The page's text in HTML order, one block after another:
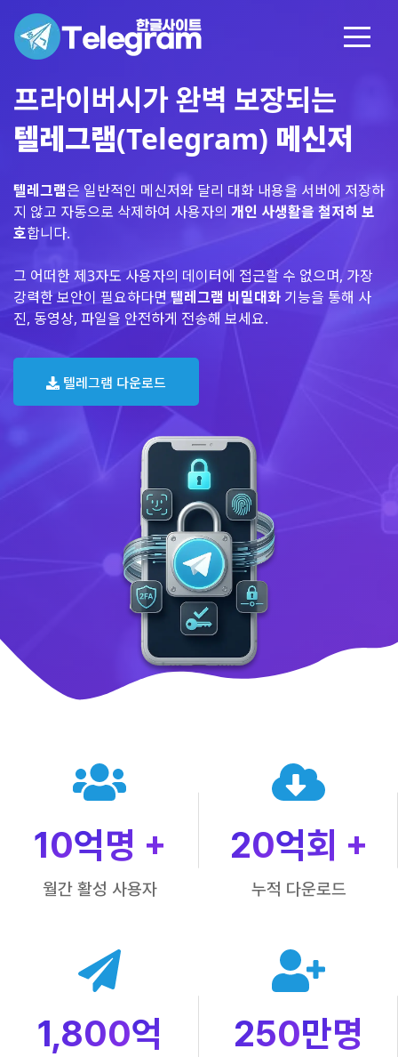
프라이버시가 완벽 보장되는
텔레그램(Telegram) 메신저
텔레그램은 일반적인 메신저와 달리 대화 내용을 서버에 저장하
지 않고 자동으로 삭제하여 사용자의 개인 사생활을 철저히 보
호합니다.
그 어떠한 제3자도 사용자의 데이터에 접근할 수 없으며, 가장
강력한 보안이 필요하다면 텔레그램 비밀대화 기능을 통해 사
진, 동영상, 파일을 안전하게 전송해 보세요.
텔레그램 다운로드
텔레그램 글로벌 이용 통계
10억명 +
월간 활성 사용자
20억회 +
누적 다운로드
1,800억
250만명